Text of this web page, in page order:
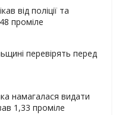
від поліції та
проміле
перевірять перед
намагалася видати
1,33 проміле